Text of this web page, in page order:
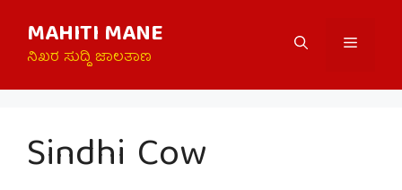
content
MAHITI MANE
ನಿಖರ ಸುದ್ದಿ ಜಾಲತಾಣ
Menu
Sindhi Cow